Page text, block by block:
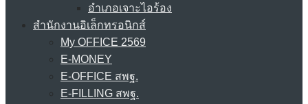
อำเภอเจาะไอร้อง
สำนักงานอิเล็กทรอนิกส์
My OFFICE 2569
E-MONEY
E-OFFICE สพฐ.
E-FILLING สพฐ.